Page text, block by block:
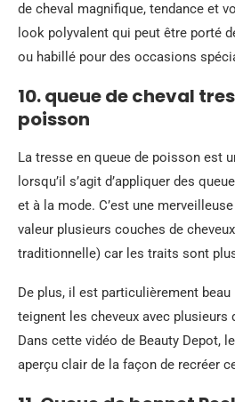
de cheval magnifique, tendance et
look polyvalent qui peut être porté
ou habillé pour des occasions
10. queue de cheval
poisson
La tresse en queue de poisson est
lorsqu’il s’agit d’appliquer des
et à la mode. C’est une
valeur plusieurs couches de
traditionnelle) car les traits sont
De plus, il est particulièrement
teignent les cheveux avec plusieurs
Dans cette vidéo de Beauty Depot,
aperçu clair de la façon de recréer